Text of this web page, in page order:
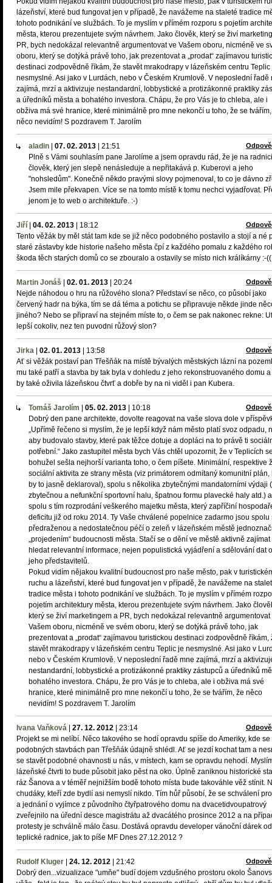
lázeňství, které bud fungovat jen v případě, že navážeme na staleté tradice
tohoto podnikání ve službách. To je myslím v přímém rozporu s pojetím
města, kterou prezentujete svým návrhem. Jako člověk, který se živí
PR, bych nedokázal relevantně argumentovat ve Vašem oboru, nicméně ve
oboru, který se dotýká právě toho, jak prezentovat a „prodat“ zajímavou
destinaci zodpovědně říkám, že stavět mrakodrapy v lázeňském centru Teplic
nesmyslné. Asi jako v Lurdách, nebo v Českém Krumlově. V neposlední řadě
zajímá, mrzí a aktivizuje nestandardní, lobbystické a protizákonné praktiky
a úředníků města a bohatého investora. Chápu, že pro Vás je to chleba, ale i
obživa má své hranice, které minimálně pro mne nekončí u toho, že se
něco nevidím! S pozdravem T. Jarolím
aladin 07. 02. 2013 21:51
Plně s Vámi souhlasím pane Jarolíme a jsem opravdu rád, že je na
člověk, který jen slepě nenásleduje a nepřitakává p. Kuberovi a jeho
"nohsledům". Konečně někdo pravými slovy pojmenoval, to co je dávno
Jsem mile překvapen. Více se na tomto místě k tomu nechci vyjadřovat.
jenom je to web o architektuře. :-)
Jiří 04. 02. 2013 18:12
Tento věžák by měl stát tam kde se již něco podobného postavilo a stojí a né
staré zástavby kde historie našeho města čpí z každého pomalu z každého
škoda těch starých domů co se zbouralo a ostavily se místo nich králíkárny :-((
Martin Jonáš 02. 01. 2013 20:24
Nejde náhodou o hru na růžového slona? Představí se něco, co působí jako
červený hadr na býka, tím se dá téma a potichu se připravuje někde jinde
jiného? Nebo se připraví na stejném míste to, o čem se pak nakonec rekne:
lepší cokoliv, nez ten puvodni růžový slon?
Jirka 02. 01. 2013 13:58
Ať si věžák postaví pan Třešňák na místě bývalých městských lázní na
mu také patří a stavba by tak byla v dohledu z jeho rekonstruovaného domu
by také oživila lázeňskou čtvrť a dobře by na ni viděl i pan Kubera.
Tomáš Jarolím 05. 02. 2013 10:18
Dobrý den pane architekte, dovolte reagovat na vaše slova dole v
„Upřímě řečeno si myslím, že je lepší když nám město platí svoz odpadu,
aby budovalo stavby, které pak těžce dotuje a dopláci na to právě ti
potřební.“ Jako zastupitel města bych Vás chtěl upozornit, že v Teplicích
bohužel sešla nejhorší varianta toho, o čem píšete. Minimální, respektive
sociální aktivita ze strany města (viz primátorem odmítaný komunitní plán,
by to jasně deklaroval), spolu s několika zbytečnými mandatorními výdaji
zbytečnou a nefunkční sportovní halu, špatnou formu plavecké haly atd.) a
spolu s tím rozprodání veškerého majetku města, který zapříčiní
deficitu již od roku 2014. Ty Vaše chválené popelnice zadarmo jsou spolu
předraženou a nedostatečnou péčí o zeleň v lázeňském městě
„projedením“ budoucnosti města. Stačí se o dění ve městě aktivně zajímat
hledat relevantní informace, nejen populistická vyjádření a sdělování dat
jeho představitelů.
Pokud vidím nějakou kvalitní budoucnost pro naše město, pak v
ruchu a lázeňství, které bud fungovat jen v případě, že navážeme na
tradice města i tohoto podnikání ve službách. To je myslím v přímém
pojetím architektury města, kterou prezentujete svým návrhem. Jako
který se živí marketingem a PR, bych nedokázal relevantně argumentovat
Vašem oboru, nicméně ve svém oboru, který se dotýká právě toho, jak
prezentovat a „prodat“ zajímavou turistickou destinaci zodpovědně říkám,
stavět mrakodrapy v lázeňském centru Teplic je nesmyslné. Asi jako v
nebo v Českém Krumlově. V neposlední řadě mne zajímá, mrzí a
nestandardní, lobbystické a protizákonné praktiky zástupců a úředníků
bohatého investora. Chápu, že pro Vás je to chleba, ale i obživa má své
hranice, které minimálně pro mne nekončí u toho, že se tvářím, že něco
nevidím! S pozdravem T. Jarolím
Ivana Vaňková 27. 12. 2012 23:14
Projekt se mi nelíbí. Něco takového se hodí opravdu spíše do Ameriky, kde se
podobných stavbách pan Třešňák údajně shlédl. Ať se jezdí kochat tam a
se stavět podobné ohavnosti u nás, v místech, kam se opravdu nehodí.
lázeňské čtvrti to bude působit jako pěst na oko. Úplně zaniknou historické
ráz Šanova a v téměř nejnižším bodě tohoto místa bude takováhle věž stínit.
chudáky, kteří zde bydlí asi nemyslí nikdo. Tím hůř působí, že se schválení
a jednání o vyjímce z původního čtyřpatrového domu na dvacetidvoupatrový
zveřejnilo na úřední desce magistrátu až dvacátého prosince 2012 a na
protesty je schválně málo času. Dostává opravdu developer vánoční dárek od
teplické radnice, jak to píše MF Dnes 27.12.2012 ?
Rudolf Kluger 24. 12. 2012 21:42
Dobrý den...vizualizace "umňe" budí dojem vzdušného prostoru okolo